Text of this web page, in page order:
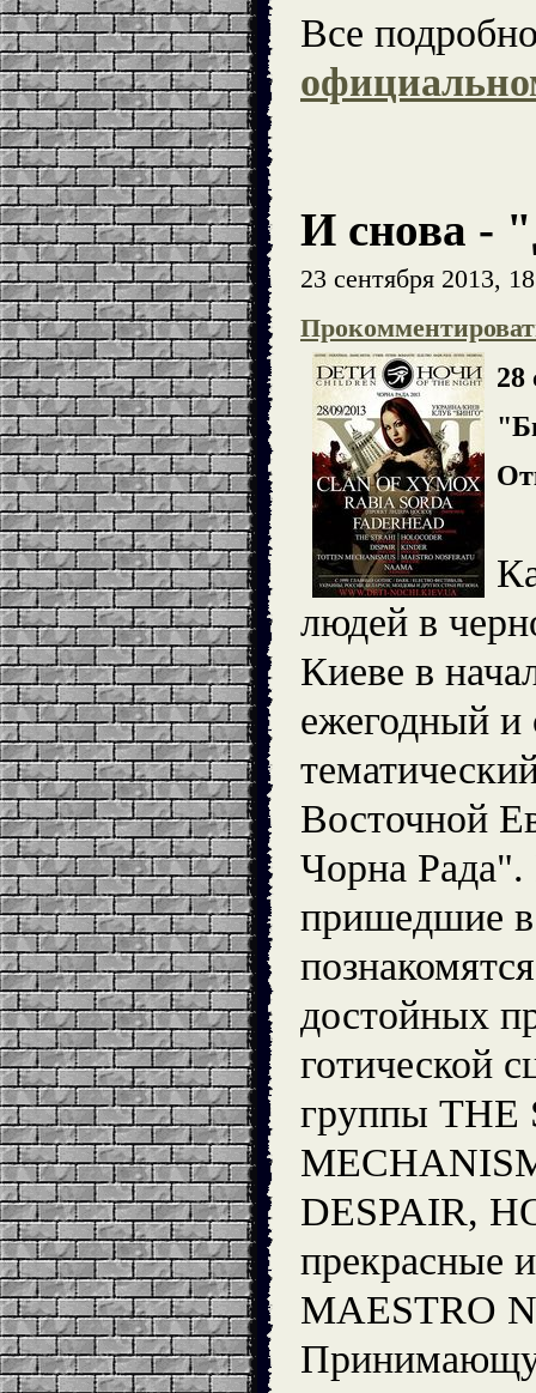
Все
И снова -
23 сентября 2013,
28
людей в
Киеве в
ежегодный
Восточной
Чорна Рада".
пришедшие
достойных
готической
группы THE
DESPAIR,
прекрасные
MAESTRO